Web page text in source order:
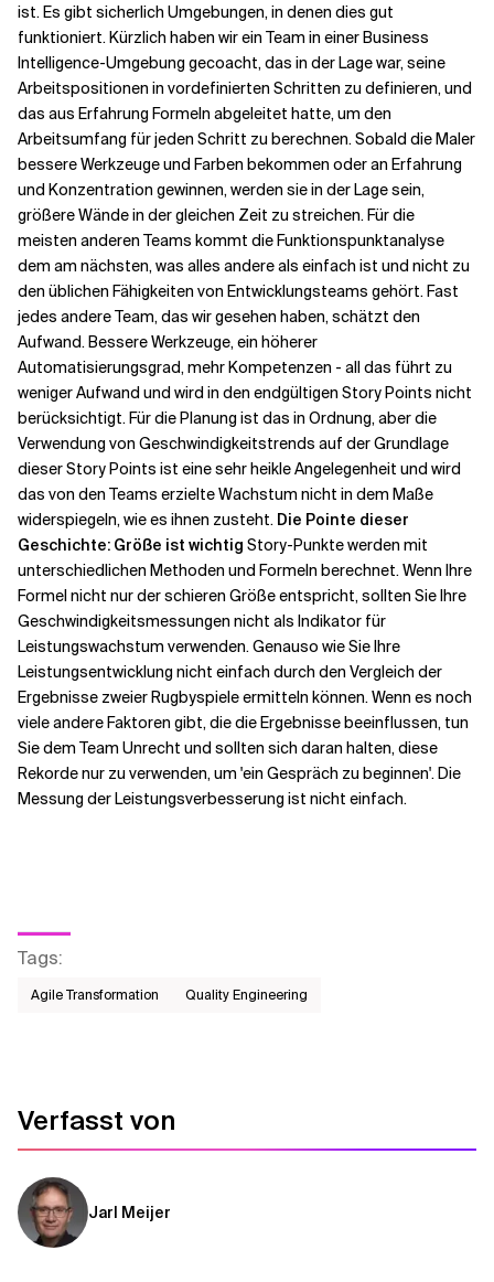
ist. Es gibt sicherlich Umgebungen, in denen dies gut
funktioniert. Kürzlich haben wir ein Team in einer Business
Intelligence-Umgebung gecoacht, das in der Lage war, seine
Arbeitspositionen in vordefinierten Schritten zu definieren, und
das aus Erfahrung Formeln abgeleitet hatte, um den
Arbeitsumfang für jeden Schritt zu berechnen. Sobald die Maler
bessere Werkzeuge und Farben bekommen oder an Erfahrung
und Konzentration gewinnen, werden sie in der Lage sein,
größere Wände in der gleichen Zeit zu streichen. Für die
meisten anderen Teams kommt die Funktionspunktanalyse
dem am nächsten, was alles andere als einfach ist und nicht zu
den üblichen Fähigkeiten von Entwicklungsteams gehört. Fast
jedes andere Team, das wir gesehen haben, schätzt den
Aufwand. Bessere Werkzeuge, ein höherer
Automatisierungsgrad, mehr Kompetenzen - all das führt zu
weniger Aufwand und wird in den endgültigen Story Points nicht
berücksichtigt. Für die Planung ist das in Ordnung, aber die
Verwendung von Geschwindigkeitstrends auf der Grundlage
dieser Story Points ist eine sehr heikle Angelegenheit und wird
das von den Teams erzielte Wachstum nicht in dem Maße
widerspiegeln, wie es ihnen zusteht. Die Pointe dieser
Geschichte: Größe ist wichtig Story-Punkte werden mit
unterschiedlichen Methoden und Formeln berechnet. Wenn Ihre
Formel nicht nur der schieren Größe entspricht, sollten Sie Ihre
Geschwindigkeitsmessungen nicht als Indikator für
Leistungswachstum verwenden. Genauso wie Sie Ihre
Leistungsentwicklung nicht einfach durch den Vergleich der
Ergebnisse zweier Rugbyspiele ermitteln können. Wenn es noch
viele andere Faktoren gibt, die die Ergebnisse beeinflussen, tun
Sie dem Team Unrecht und sollten sich daran halten, diese
Rekorde nur zu verwenden, um 'ein Gespräch zu beginnen'. Die
Messung der Leistungsverbesserung ist nicht einfach.
Tags:
Agile Transformation Quality Engineering
Verfasst von
Jarl Meijer